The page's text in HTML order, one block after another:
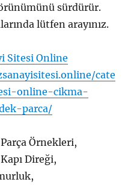
sürdürür.
lütfen arayınız.
Sitesi Online
cate
online-cikma-
parca/
Örnekleri,
Direği,